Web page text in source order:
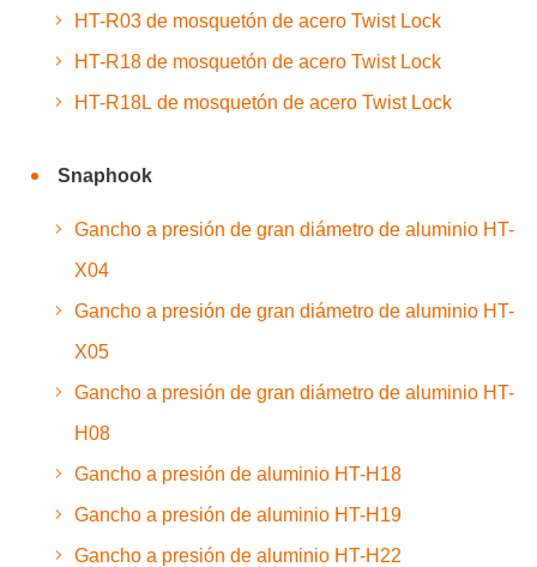
HT-R03 de mosquetón de acero Twist Lock
HT-R18 de mosquetón de acero Twist Lock
HT-R18L de mosquetón de acero Twist Lock
Snaphook
Gancho a presión de gran diámetro de aluminio HT-
X04
Gancho a presión de gran diámetro de aluminio HT-
X05
Gancho a presión de gran diámetro de aluminio HT-
H08
Gancho a presión de aluminio HT-H18
Gancho a presión de aluminio HT-H19
Gancho a presión de aluminio HT-H22